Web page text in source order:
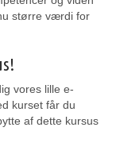
større værdi for
vores lille e-
kurset får du
af dette kursus